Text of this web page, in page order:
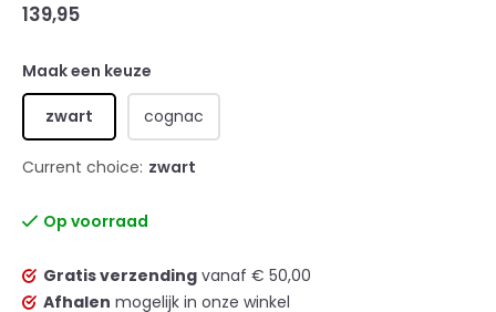
139,95
Maak een keuze
zwart cognac
Current choice: zwart
Op voorraad
Gratis verzending vanaf € 50,00
Afhalen mogelijk in onze winkel